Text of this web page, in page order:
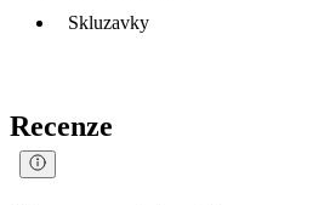
Skluzavky
Recenze